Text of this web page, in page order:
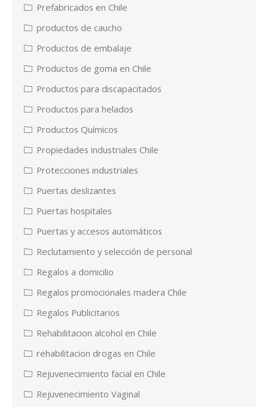
Prefabricados en Chile
productos de caucho
Productos de embalaje
Productos de goma en Chile
Productos para discapacitados
Productos para helados
Productos Químicos
Propiedades industriales Chile
Protecciones industriales
Puertas deslizantes
Puertas hospitales
Puertas y accesos automáticos
Reclutamiento y selección de personal
Regalos a domicilio
Regalos promocionales madera Chile
Regalos Publicitarios
Rehabilitacion alcohol en Chile
rehabilitacion drogas en Chile
Rejuvenecimiento facial en Chile
Rejuvenecimiento Vaginal